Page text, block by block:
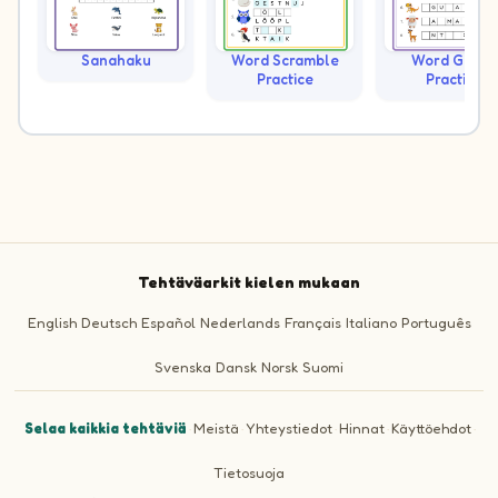
Sanahaku
Word Scramble
Practice
Word Guess
Practice
Tehtäväarkit kielen mukaan
English Deutsch Español Nederlands Français Italiano Português
Svenska Dansk Norsk Suomi
Selaa kaikkia tehtäviä ·Meistä ·Yhteystiedot·Hinnat·Käyttöehdot·
Tietosuoja